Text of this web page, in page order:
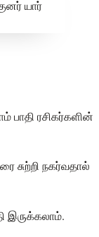
பாதி ரசிகர்களின்
சுற்றி நகர்வதால்
இருக்கலாம்.